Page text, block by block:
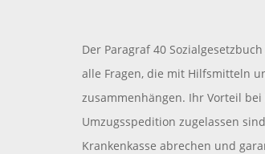
Der Paragraf 40
alle Fragen, die mit Hilfsmitteln
zusammenhängen. Ihr Vorteil
Umzugsspedition zugelassen
Krankenkasse abrechen und